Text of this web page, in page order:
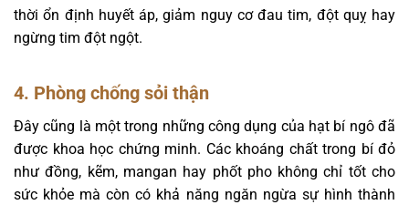
thời ổn định huyết áp, giảm nguy cơ đau tim, đột quỵ hay
ngừng tim đột ngột.
4. Phòng chống sỏi thận
Đây cũng là một trong những công dụng của hạt bí ngô đã
được khoa học chứng minh. Các khoáng chất trong bí đỏ
như đồng, kẽm, mangan hay phốt pho không chỉ tốt cho
sức khỏe mà còn có khả năng ngăn ngừa sự hình thành